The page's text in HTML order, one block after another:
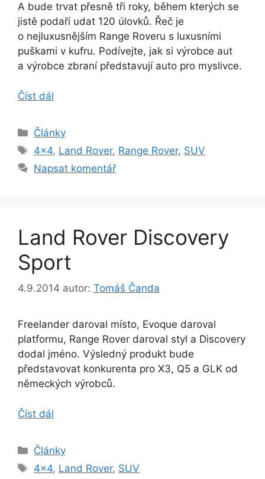
A bude trvat přesně tři roky, během kterých se
jistě podaří udat 120 úlovků. Řeč je
o nejluxusnějším Range Roveru s luxusními
puškami v kufru. Podívejte, jak si výrobce aut
a výrobce zbraní představují auto pro myslivce.
Číst dál
Rubriky
Články
Štítky
4x4, Land Rover, Range Rover, SUV
Napsat komentář
Land Rover Discovery
Sport
4.9.2014 autor: Tomáš Čanda
Freelander daroval místo, Evoque daroval
platformu, Range Rover daroval styl a Discovery
dodal jméno. Výsledný produkt bude
představovat konkurenta pro X3, Q5 a GLK od
německých výrobců.
Číst dál
Rubriky
Články
Štítky
4x4, Land Rover, SUV